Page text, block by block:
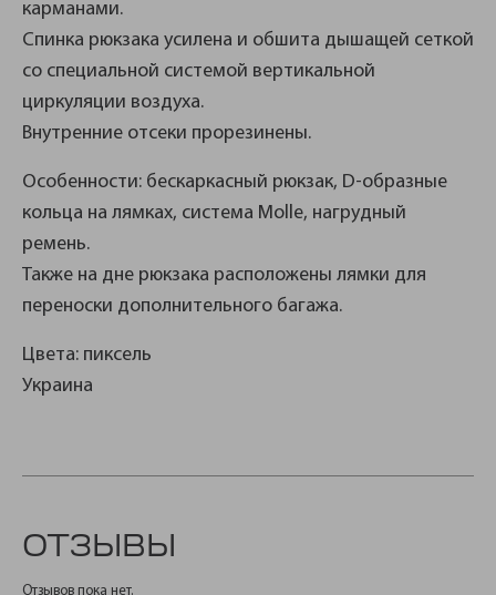
карманами.
Спинка рюкзака усилена и обшита дышащей сеткой
со специальной системой вертикальной
циркуляции воздуха.
Внутренние отсеки прорезинены.
Особенности: бескаркасный рюкзак, D-образные
кольца на лямках, система Molle, нагрудный
ремень.
Также на дне рюкзака расположены лямки для
переноски дополнительного багажа.
Цвета: пиксель
Украина
ОТЗЫВЫ
Отзывов пока нет.